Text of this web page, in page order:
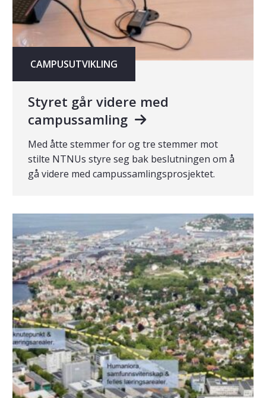
CAMPUSUTVIKLING
Styret går videre med
campussamling
Med åtte stemmer for og tre stemmer mot
stilte NTNUs styre seg bak beslutningen om å
gå videre med campussamlingsprosjektet.